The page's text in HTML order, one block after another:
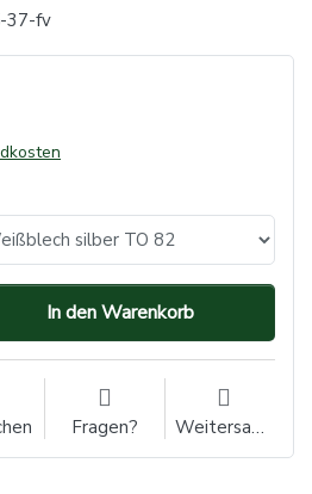
37-fv
In den Warenkorb
Fragen? Weitersagen